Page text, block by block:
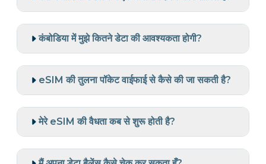
कंबोडिया में मुझे कितने डेटा की आवश्यकता होगी?
eSIM की तुलना पॉकेट वाईफाई से कैसे की जा सकती है?
मेरे eSIM की वैधता कब से शुरू होती है?